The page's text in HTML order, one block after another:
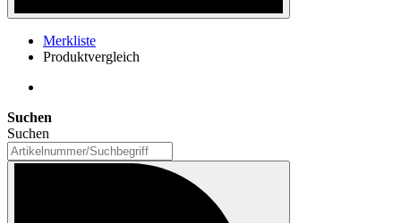
Merkliste
Produktvergleich
Suchen
Suchen